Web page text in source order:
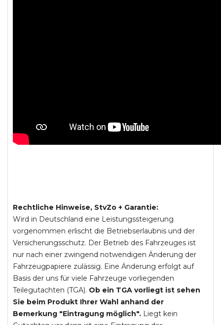
Rechtliche Hinweise, StvZo + Garantie:
Wird in Deutschland eine Leistungssteigerung
vorgenommen erlischt die Betriebserlaubnis und der
Versicherungsschutz. Der Betrieb des Fahrzeuges ist
nur nach einer zwingend notwendigen Änderung der
Fahrzeugpapiere zulässig. Eine Änderung erfolgt auf
Basis der uns für viele Fahrzeuge vorliegenden
Teilegutachten (TGA). Ob ein TGA vorliegt ist sehen
Sie beim Produkt Ihrer Wahl anhand der
Bemerkung "Eintragung möglich". Liegt kein